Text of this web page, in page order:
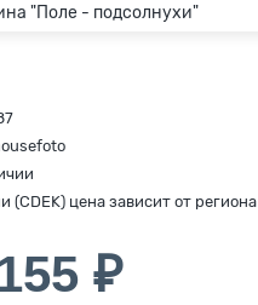
(CDEK) цена зависит от региона
₽